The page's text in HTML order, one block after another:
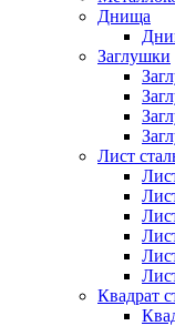
Днища
Заглушки
Лист
Квадрат